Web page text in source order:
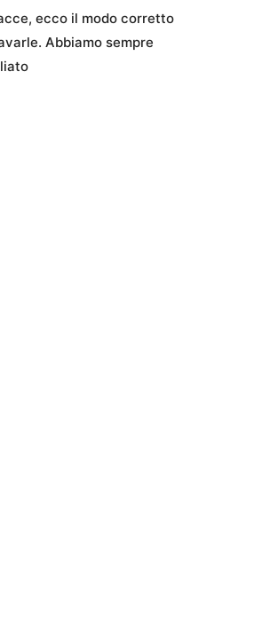
ecco il modo corretto
Abbiamo sempre